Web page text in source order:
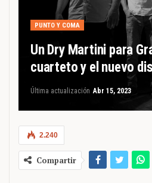
PUNTO Y COMA
Un Dry Martini para
cuarteto y el nuevo
Última actualización Abr 15, 2023
2.240
Compartir